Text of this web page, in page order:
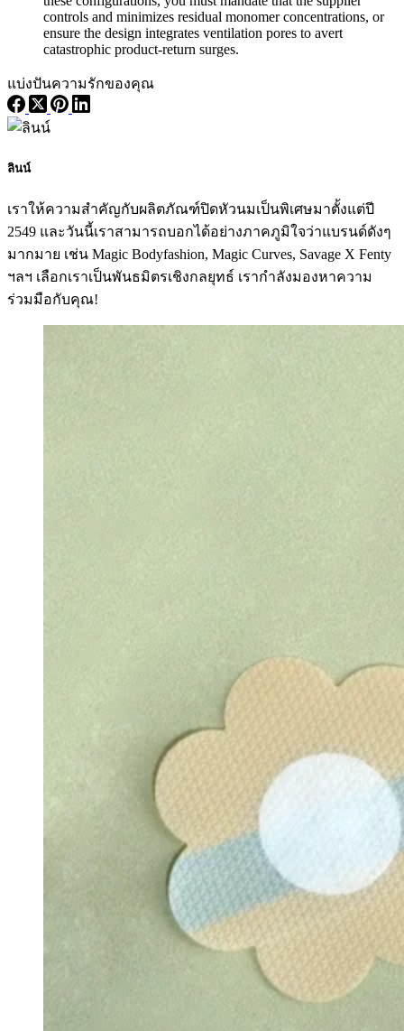
controls and minimizes residual monomer concentrations, or
ensure the design integrates ventilation pores to avert
catastrophic product-return surges.
แบ่งปันความรักของคุณ
ลินน์
เราให้ความสำคัญกับผลิตภัณฑ์ปิดหัวนมเป็นพิเศษมาตั้งแต่ปี
2549 และวันนี้เราสามารถบอกได้อย่างภาคภูมิใจว่าแบรนด์ดังๆ
มากมาย เช่น Magic Bodyfashion, Magic Curves, Savage X Fenty
ฯลฯ เลือกเราเป็นพันธมิตรเชิงกลยุทธ์ เรากำลังมองหาความ
ร่วมมือกับคุณ!